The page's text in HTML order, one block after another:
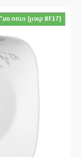
{BF17 קופון} הנחת מע"מ נוספת למצטרפים חדשים